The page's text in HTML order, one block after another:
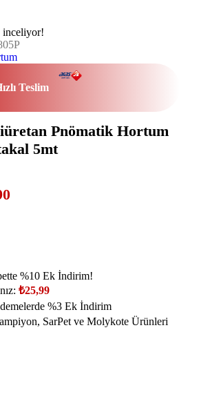
inceliyor!
Teslim
Pnömatik Hortum
5mt
%10 Ek İndirim!
₺25,99
%3 Ek İndirim
SarPet ve Molykote Ürünleri